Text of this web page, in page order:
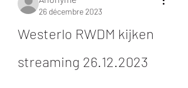
26 décembre 2023
Westerlo RWDM kijken
streaming 26.12.2023